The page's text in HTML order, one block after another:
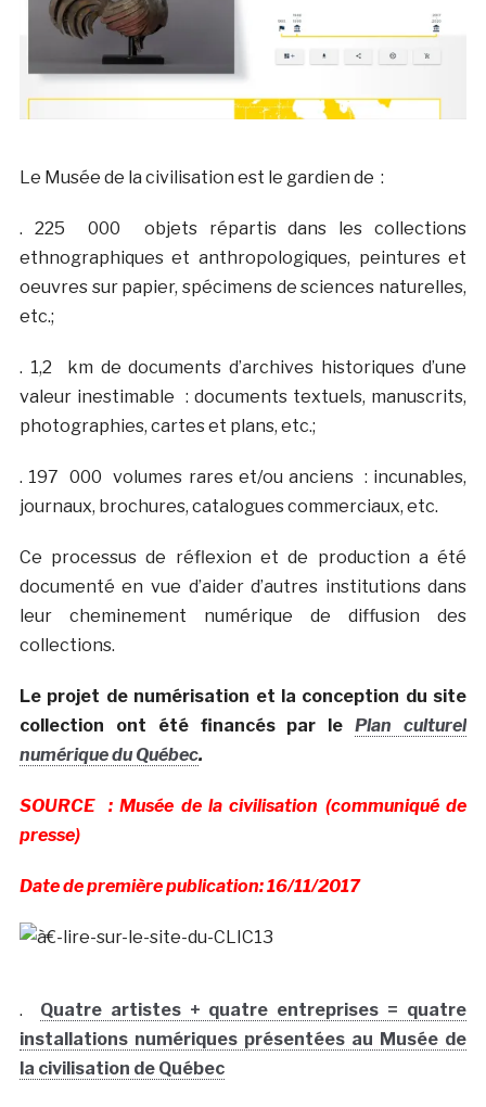
Le Musée de la civilisation est le gardien de :
. 225 000 objets répartis dans les collections
ethnographiques et anthropologiques, peintures et
oeuvres sur papier, spécimens de sciences naturelles,
etc.;
. 1,2 km de documents d’archives historiques d’une
valeur inestimable : documents textuels, manuscrits,
photographies, cartes et plans, etc.;
. 197 000 volumes rares et/ou anciens : incunables,
journaux, brochures, catalogues commerciaux, etc.
Ce processus de réflexion et de production a été
documenté en vue d’aider d’autres institutions dans
leur cheminement numérique de diffusion des
collections.
Le projet de numérisation et la conception du site
collection ont été financés par lePlan culturel
numérique du Québec.
SOURCE : Musée de la civilisation (communiqué de
presse)
Date de première publication: 16/11/2017
. Quatre artistes + quatre entreprises = quatre
installations numériques présentées au Musée de
la civilisation de Québec